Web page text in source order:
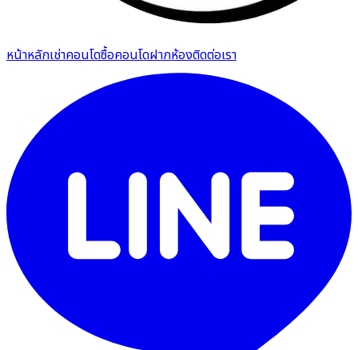
หน้าหลักเช่าคอนโดซื้อคอนโดฝากห้องติดต่อเรา